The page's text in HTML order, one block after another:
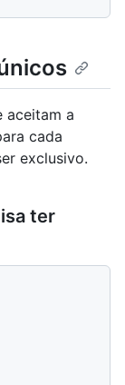
aceitam a
cada
exclusivo.
ter